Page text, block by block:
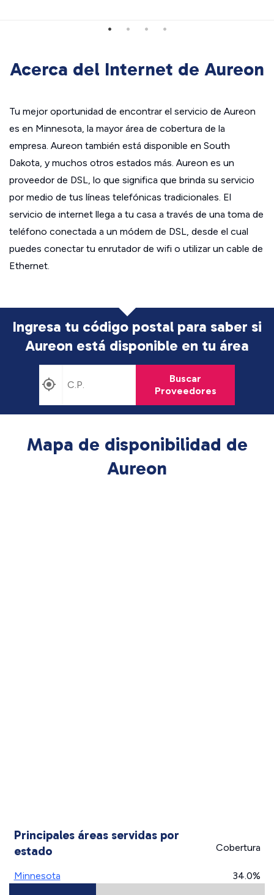
Acerca del Internet de Aureon
Tu mejor oportunidad de encontrar el servicio de Aureon
es en Minnesota, la mayor área de cobertura de la
empresa. Aureon también está disponible en South
Dakota, y muchos otros estados más. Aureon es un
proveedor de DSL, lo que significa que brinda su servicio
por medio de tus líneas telefónicas tradicionales. El
servicio de internet llega a tu casa a través de una toma de
teléfono conectada a un módem de DSL, desde el cual
puedes conectar tu enrutador de wifi o utilizar un cable de
Ethernet.
Ingresa tu código postal para saber si
Aureon está disponible en tu área
Buscar
Proveedores
Mapa de disponibilidad de
Aureon
Principales áreas servidas por
estado
Cobertura
Minnesota 34.0%